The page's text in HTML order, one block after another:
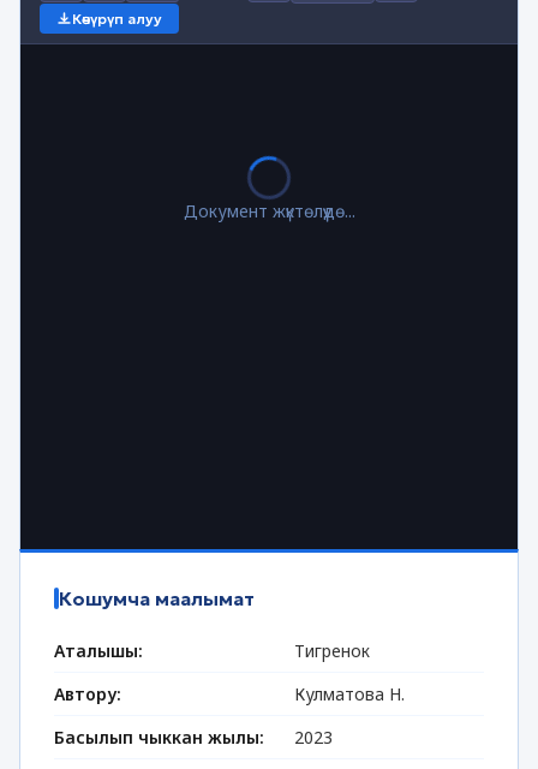
Көчүрүп алуу
Документ жүктөлүүдө...
Кошумча маалымат
Аталышы:
Тигренок
Автору:
Кулматова Н.
Басылып чыккан жылы:
2023